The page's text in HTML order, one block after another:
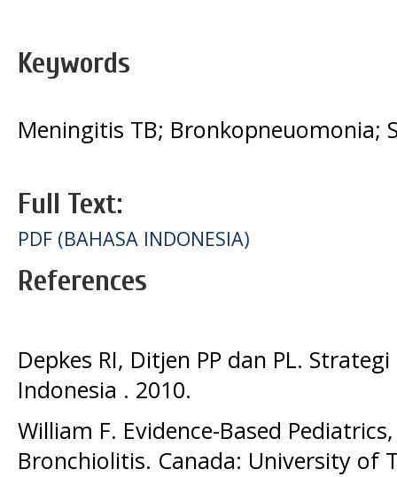
Keywords
Meningitis TB; Bronkopneuomonia;
Full Text:
PDF (BAHASA INDONESIA)
References
Depkes RI, Ditjen PP dan PL.
Indonesia . 2010.
William F. Evidence-Based
Bronchiolitis. Canada: University of